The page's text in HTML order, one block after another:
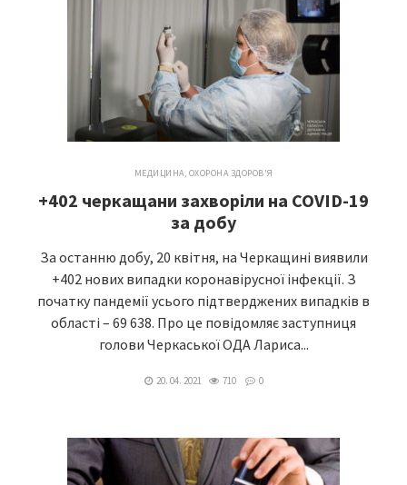
МЕДИЦИНА, ОХОРОНА ЗДОРОВ'Я
+402 черкащани захворіли на COVID-19
за добу
За останню добу, 20 квітня, на Черкащині виявили
+402 нових випадки коронавірусної інфекції. З
початку пандемії усього підтверджених випадків в
області – 69 638. Про це повідомляє заступниця
голови Черкаської ОДА Лариса...
20. 04. 2021 710 0